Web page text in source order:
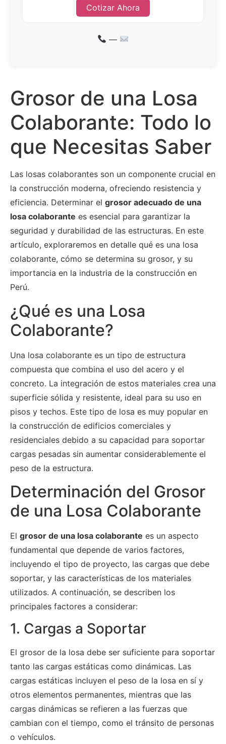
Cotizar Ahora
—
Grosor de una Losa
Colaborante: Todo lo
que Necesitas Saber
Las losas colaborantes son un componente crucial en
la construcción moderna, ofreciendo resistencia y
eficiencia. Determinar el grosor adecuado de una
losa colaborante es esencial para garantizar la
seguridad y durabilidad de las estructuras. En este
artículo, exploraremos en detalle qué es una losa
colaborante, cómo se determina su grosor, y su
importancia en la industria de la construcción en
Perú.
¿Qué es una Losa
Colaborante?
Una losa colaborante es un tipo de estructura
compuesta que combina el uso del acero y el
concreto. La integración de estos materiales crea una
superficie sólida y resistente, ideal para su uso en
pisos y techos. Este tipo de losa es muy popular en
la construcción de edificios comerciales y
residenciales debido a su capacidad para soportar
cargas pesadas sin aumentar considerablemente el
peso de la estructura.
Determinación del Grosor
de una Losa Colaborante
El grosor de una losa colaborante es un aspecto
fundamental que depende de varios factores,
incluyendo el tipo de proyecto, las cargas que debe
soportar, y las características de los materiales
utilizados. A continuación, se describen los
principales factores a considerar:
1. Cargas a Soportar
El grosor de la losa debe ser suficiente para soportar
tanto las cargas estáticas como dinámicas. Las
cargas estáticas incluyen el peso de la losa en sí y
otros elementos permanentes, mientras que las
cargas dinámicas se refieren a las fuerzas que
cambian con el tiempo, como el tránsito de personas
o vehículos.